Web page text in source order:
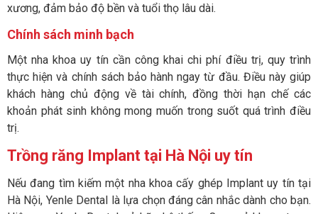
xương, đảm bảo độ bền và tuổi thọ lâu dài.
Chính sách minh bạch
Một nha khoa uy tín cần công khai chi phí điều trị, quy trình
thực hiện và chính sách bảo hành ngay từ đầu. Điều này giúp
khách hàng chủ động về tài chính, đồng thời hạn chế các
khoản phát sinh không mong muốn trong suốt quá trình điều
trị.
Trồng răng Implant tại Hà Nội uy tín
Nếu đang tìm kiếm một nha khoa cấy ghép Implant uy tín tại
Hà Nội, Yenle Dental là lựa chọn đáng cân nhắc dành cho bạn.